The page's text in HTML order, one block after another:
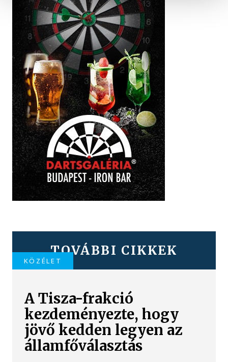
TOVÁBBI CIKKEK
KÖZÉLET
A Tisza-frakció
kezdeményezte, hogy
jövő kedden legyen az
államfőválasztás